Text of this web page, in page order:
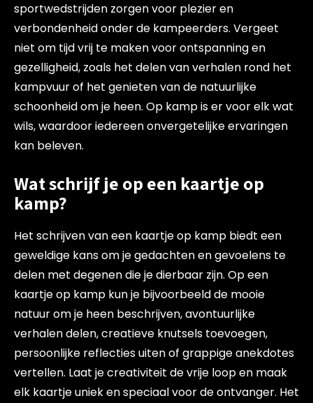
sportwedstrijden zorgen voor plezier en
verbondenheid onder de kampeerders. Vergeet
niet om tijd vrij te maken voor ontspanning en
gezelligheid, zoals het delen van verhalen rond het
kampvuur of het genieten van de natuurlijke
schoonheid om je heen. Op kamp is er voor elk wat
wils, waardoor iedereen onvergetelijke ervaringen
kan beleven.
Wat schrijf je op een kaartje op
kamp?
Het schrijven van een kaartje op kamp biedt een
geweldige kans om je gedachten en gevoelens te
delen met degenen die je dierbaar zijn. Op een
kaartje op kamp kun je bijvoorbeeld de mooie
natuur om je heen beschrijven, avontuurlijke
verhalen delen, creatieve knutsels toevoegen,
persoonlijke reflecties uiten of grappige anekdotes
vertellen. Laat je creativiteit de vrije loop en maak
elk kaartje uniek en speciaal voor de ontvanger. Het